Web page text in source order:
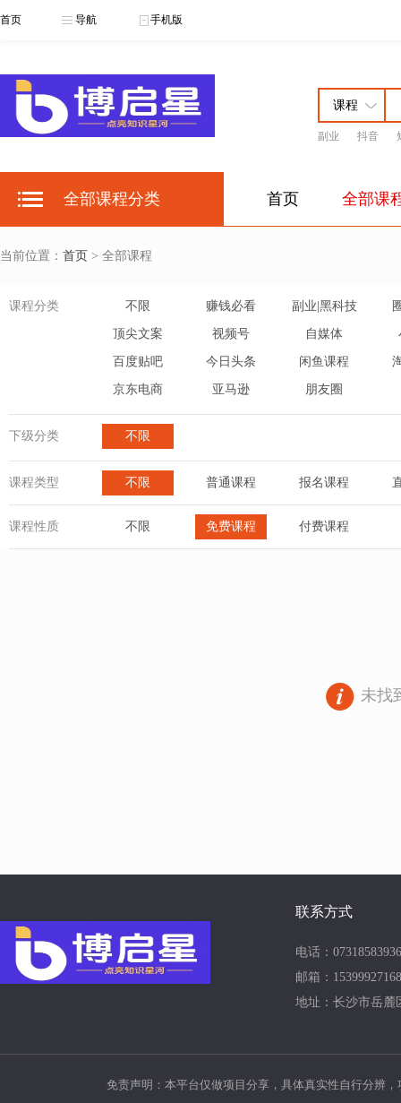
首页 导航 手机版
副业 抖音
全部课程分类 首页 全部课
当前位置： 首页 > 全部课程
课程分类 不限 赚钱必看 副业|黑科技
顶尖文案 视频号 自媒体
百度贴吧 今日头条 闲鱼课程
京东电商 亚马逊 朋友圈
下级分类 不限
课程类型 不限 普通课程 报名课程
课程性质 不限 免费课程 付费课程
未找
联系方式
电话：
邮箱：
地址：长沙市岳麓
免责声明：本平台仅做项目分享，具体真实性自行分辨